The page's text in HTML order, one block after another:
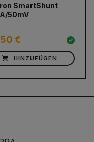
SmartShunt
50mV
€
HINZUFÜGEN